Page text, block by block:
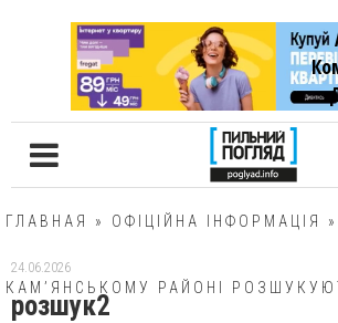
ГЛАВНАЯ » ОФІЦІЙНА ІНФОРМАЦІЯ »
КАМ’ЯНСЬКОМУ РАЙОНІ
24.06.2026
розшук2